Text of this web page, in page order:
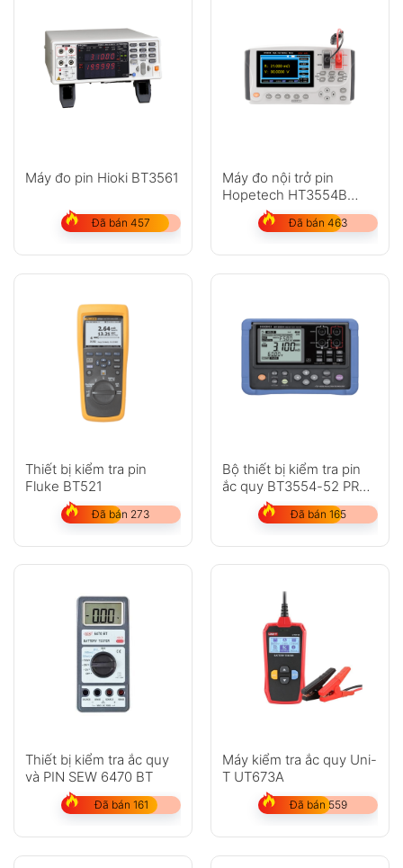
Máy đo pin Hioki BT3561
Đã bán 457
Máy đo nội trở pin
Hopetech HT3554B
0,00001V ~ 300V
Đã bán 463
Thiết bị kiểm tra pin
Fluke BT521
Đã bán 273
Bộ thiết bị kiểm tra pin
ắc quy BT3554-52 PRO
Đã bán 165
Thiết bị kiểm tra ắc quy
và PIN SEW 6470 BT
Đã bán 161
Máy kiểm tra ắc quy Uni-
T UT673A
Đã bán 559